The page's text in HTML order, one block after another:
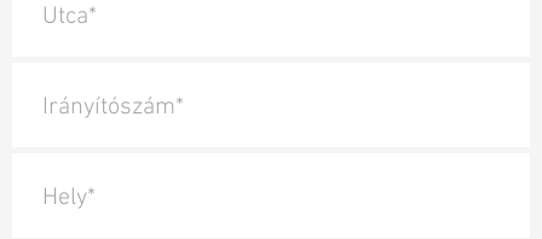
Utca*
Irányítószám*
Hely*